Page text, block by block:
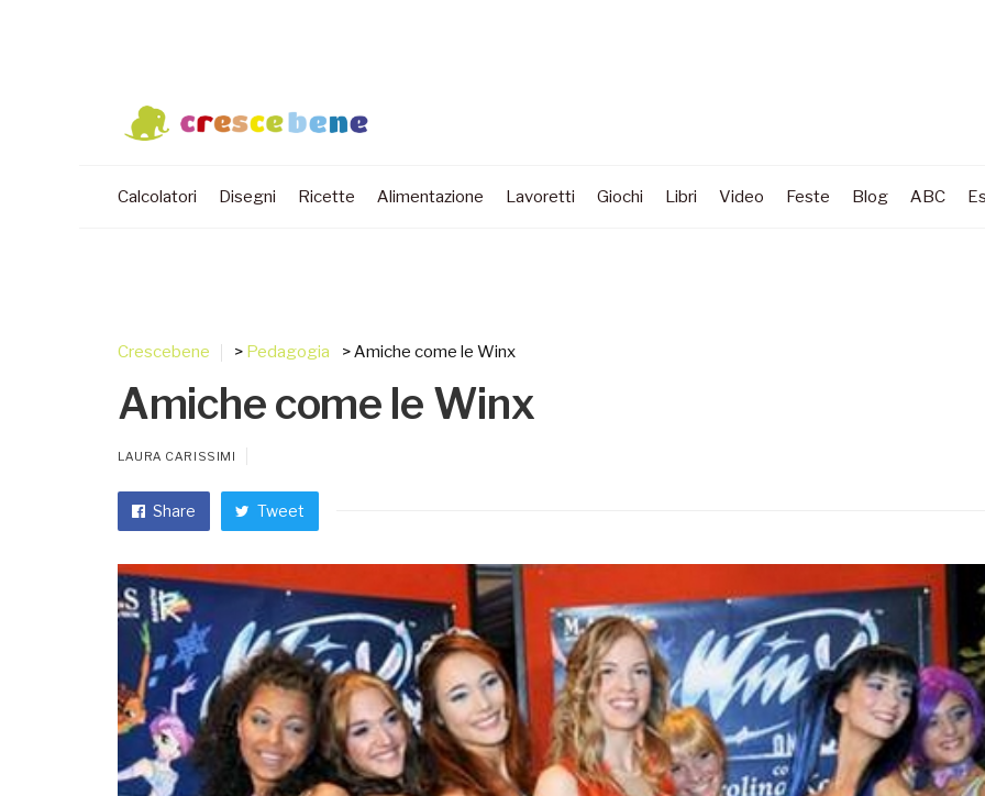
Calcolatori Disegni Ricette Alimentazione Lavoretti Giochi Libri Video Feste Blog ABC
Crescebene > Pedagogia > Amiche come le Winx
Amiche come le Winx
LAURA CARISSIMI
Share Tweet